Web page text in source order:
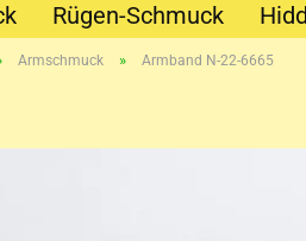
Rügen-Schmuck
Armschmuck » Armband N-22-6665